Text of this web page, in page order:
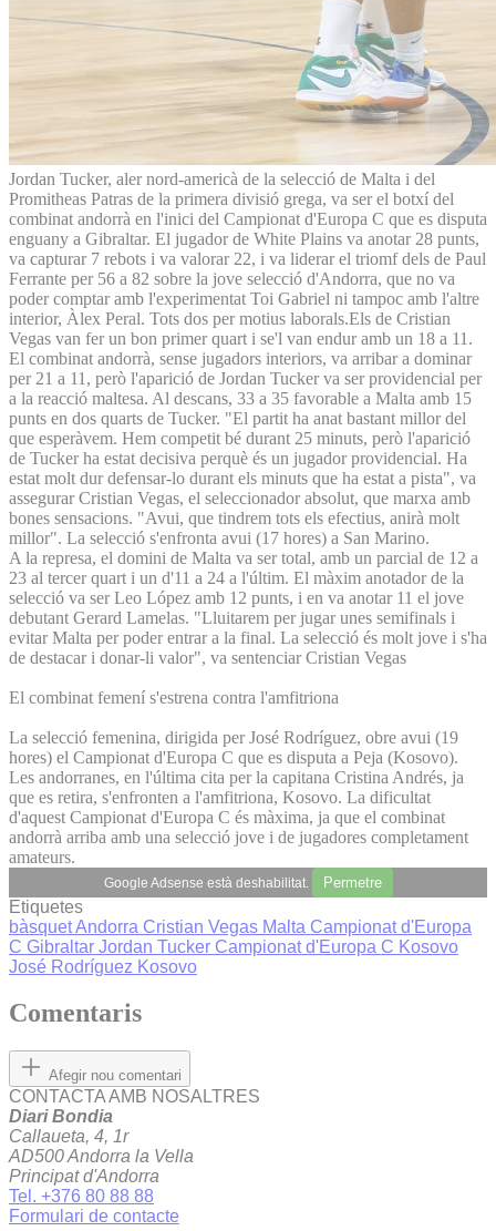
Jordan Tucker, aler nord-americà de la selecció de Malta i del
Promitheas Patras de la primera divisió grega, va ser el botxí del
combinat andorrà en l'inici del Campionat d'Europa C que es disputa
enguany a Gibraltar. El jugador de White Plains va anotar 28 punts,
va capturar 7 rebots i va valorar 22, i va liderar el triomf dels de Paul
Ferrante per 56 a 82 sobre la jove selecció d'Andorra, que no va
poder comptar amb l'experimentat Toi Gabriel ni tampoc amb l'altre
interior, Àlex Peral. Tots dos per motius laborals.Els de Cristian
Vegas van fer un bon primer quart i se'l van endur amb un 18 a 11.
El combinat andorrà, sense jugadors interiors, va arribar a dominar
per 21 a 11, però l'aparició de Jordan Tucker va ser providencial per
a la reacció maltesa. Al descans, 33 a 35 favorable a Malta amb 15
punts en dos quarts de Tucker. "El partit ha anat bastant millor del
que esperàvem. Hem competit bé durant 25 minuts, però l'aparició
de Tucker ha estat decisiva perquè és un jugador providencial. Ha
estat molt dur defensar-lo durant els minuts que ha estat a pista", va
assegurar Cristian Vegas, el seleccionador absolut, que marxa amb
bones sensacions. "Avui, que tindrem tots els efectius, anirà molt
millor". La selecció s'enfronta avui (17 hores) a San Marino.
A la represa, el domini de Malta va ser total, amb un parcial de 12 a
23 al tercer quart i un d'11 a 24 a l'últim. El màxim anotador de la
selecció va ser Leo López amb 12 punts, i en va anotar 11 el jove
debutant Gerard Lamelas. "Lluitarem per jugar unes semifinals i
evitar Malta per poder entrar a la final. La selecció és molt jove i s'ha
de destacar i donar-li valor", va sentenciar Cristian Vegas
El combinat femení s'estrena contra l'amfitriona
La selecció femenina, dirigida per José Rodríguez, obre avui (19
hores) el Campionat d'Europa C que es disputa a Peja (Kosovo).
Les andorranes, en l'última cita per la capitana Cristina Andrés, ja
que es retira, s'enfronten a l'amfitriona, Kosovo. La dificultat
d'aquest Campionat d'Europa C és màxima, ja que el combinat
andorrà arriba amb una selecció jove i de jugadores completament
amateurs.
Google Adsense està deshabilitat. Permetre
Etiquetes
bàsquetAndorra Cristian Vegas Malta Campionat d'Europa
C Gibraltar Jordan Tucker Campionat d'Europa C Kosovo
José Rodríguez Kosovo
Comentaris
Afegir nou comentari
CONTACTA AMB NOSALTRES
Diari Bondia
Callaueta, 4, 1r
AD500 Andorra la Vella
Principat d'Andorra
Tel. +376 80 88 88
Formulari de contacte